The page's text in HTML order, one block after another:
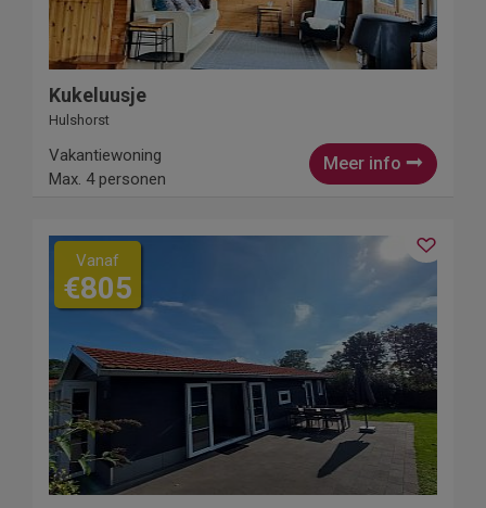
Kukeluusje
Hulshorst
Meer info
Vakantiewoning
Max. 4 personen
Vanaf
€805